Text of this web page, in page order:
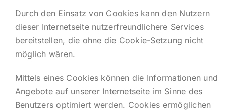
Durch den Einsatz von Cookies kann den Nutzern
dieser Internetseite nutzerfreundlichere Services
bereitstellen, die ohne die Cookie-Setzung nicht
möglich wären.
Mittels eines Cookies können die Informationen und
Angebote auf unserer Internetseite im Sinne des
Benutzers optimiert werden. Cookies ermöglichen